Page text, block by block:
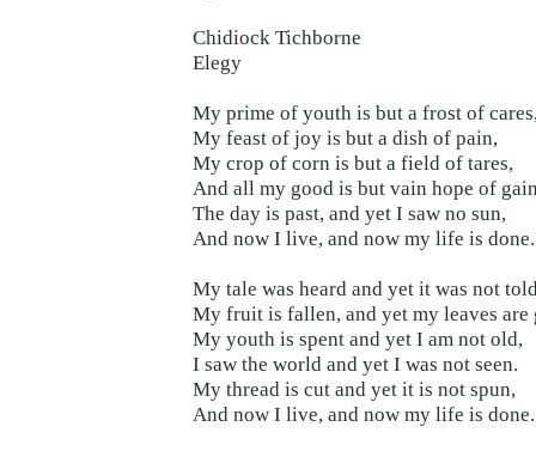
Chidiock Tichborne
Elegy
My prime of youth is but a frost of
My feast of joy is but a dish of pain,
My crop of corn is but a field of tares,
And all my good is but vain hope of
The day is past, and yet I saw no sun,
And now I live, and now my life is done.
My tale was heard and yet it was not
My fruit is fallen, and yet my leaves are
My youth is spent and yet I am not old,
I saw the world and yet I was not seen.
My thread is cut and yet it is not spun,
And now I live, and now my life is done.